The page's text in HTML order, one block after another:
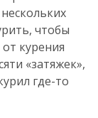
чтобы
от курения
«затяжек»,
где-то